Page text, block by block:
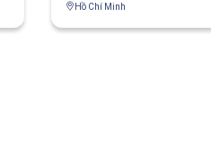
Hồ Chí Minh